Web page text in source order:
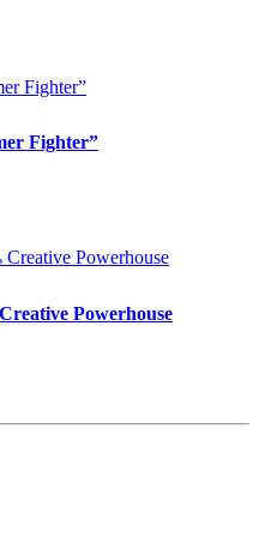
Fighter”
Powerhouse